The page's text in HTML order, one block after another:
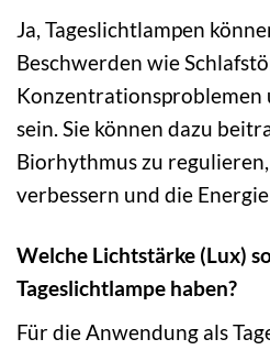
Ja, Tageslichtlampen
Beschwerden wie
Konzentrationsproblemen
sein. Sie können dazu
Biorhythmus zu
verbessern und die
Welche Lichtstärke (Lux)
Tageslichtlampe haben?
Für die Anwendung als